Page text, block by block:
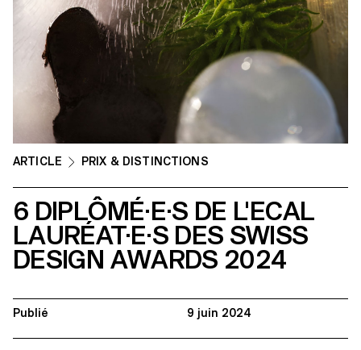
ARTICLE PRIX & DISTINCTIONS
6 DIPLÔMÉ·E·S DE L'ECAL
LAURÉAT·E·S DES SWISS
DESIGN AWARDS 2024
Publié 9 juin 2024